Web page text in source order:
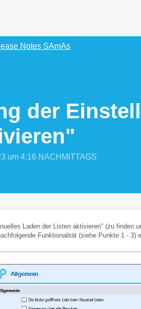
Notes SAmAs
der
um 4:16 NACHMITTAGS
Laden der Listen aktivieren" (zu finden
Funktionalität (siehe Punkte 1 - 3)